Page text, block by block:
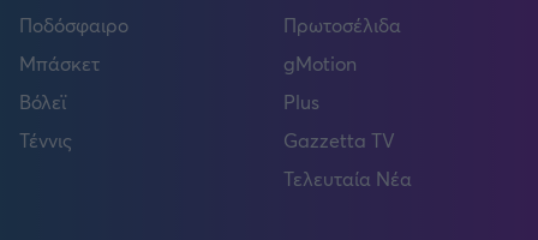
Ποδόσφαιρο
Μπάσκετ
Βόλεϊ
Τέννις
Πρωτοσέλιδα
gMotion
Plus
Gazzetta TV
Τελευταία Νέα